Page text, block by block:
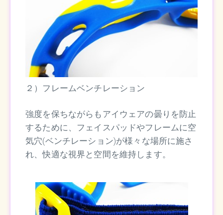
２）フレームベンチレーション
強度を保ちながらもアイウェアの曇りを防止
するために、フェイスパッドやフレームに空
気穴(ベンチレーション)が様々な場所に施さ
れ、快適な視界と空間を維持します。